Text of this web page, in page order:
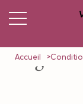
Accueil
Page